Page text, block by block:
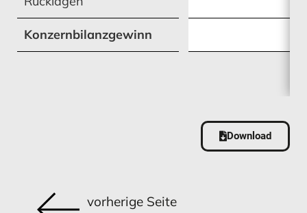
Konzernbilanzgewinn
Download
vorherige Seite